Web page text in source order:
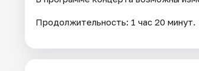
Продолжительность: 1 час 20 минут.